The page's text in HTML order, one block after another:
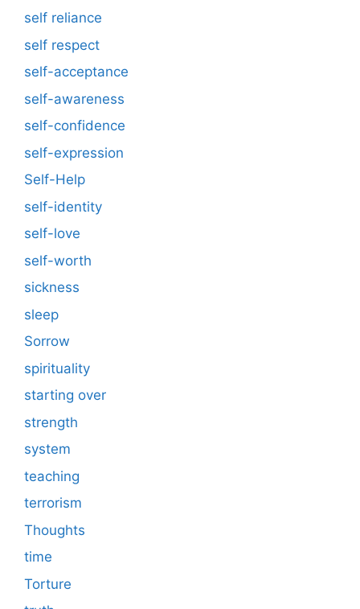
self reliance
self respect
self-acceptance
self-awareness
self-confidence
self-expression
Self-Help
self-identity
self-love
self-worth
sickness
sleep
Sorrow
spirituality
starting over
strength
system
teaching
terrorism
Thoughts
time
Torture